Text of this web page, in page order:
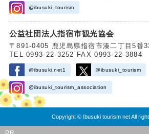
@ibusuki_tourism
公益社団法人指宿市観光協会
〒891-0405 鹿児島県指宿市湊二丁目5番
TEL 0993-22-3252 FAX 0993-22-3884
@ibusuki.net1 @ibusuki_tourism
@ibusuki_tourism_association
Copyright © Ibusuki tourism net All